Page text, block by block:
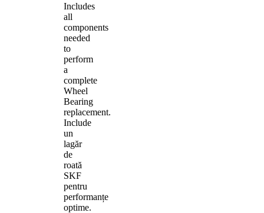
Includes
all
components
needed
to
perform
a
complete
Wheel
Bearing
replacement.
Include
un
lagăr
de
roată
SKF
pentru
performanțe
optime.